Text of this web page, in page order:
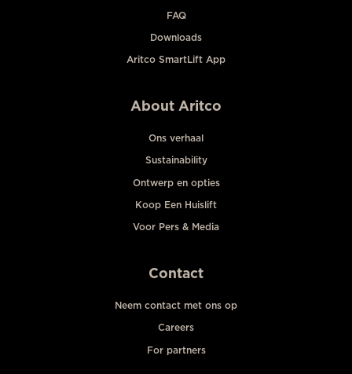
FAQ
Downloads
Aritco SmartLift App
About Aritco
Ons verhaal
Sustainability
Ontwerp en opties
Koop Een Huislift
Voor Pers & Media
Contact
Neem contact met ons op
Careers
For partners